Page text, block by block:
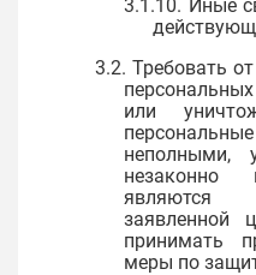
3.1.10. Иные
3.2. Требовать
или
неполными,
являются
заявленной
принимать
меры по